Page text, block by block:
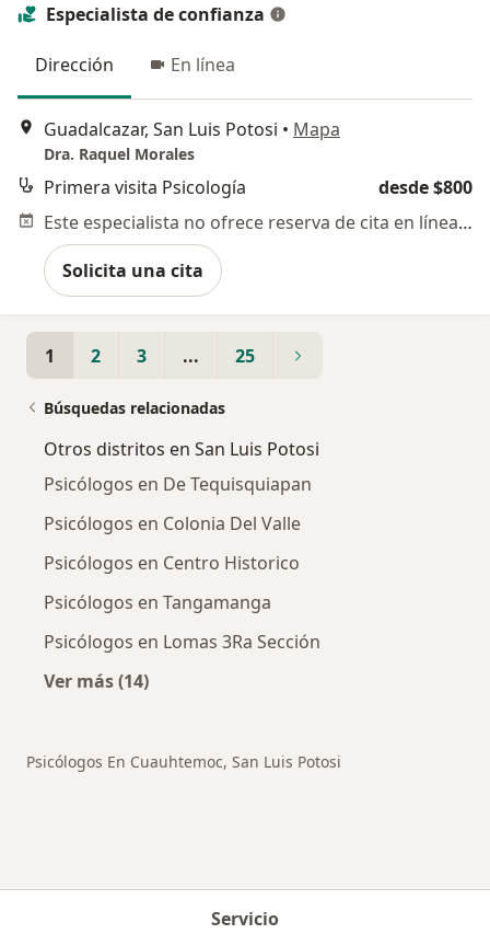
Especialista de confianza
Dirección En línea
Guadalcazar, San Luis Potosi • Mapa
Dra. Raquel Morales
Primera visita Psicología
desde $800
Este especialista no ofrece reserva de cita en línea en esta dirección.
Solicita una cita
1 2 3 ... 25
Búsquedas relacionadas
Otros distritos en San Luis Potosi
Psicólogos en De Tequisquiapan
Psicólogos en Colonia Del Valle
Psicólogos en Centro Historico
Psicólogos en Tangamanga
Psicólogos en Lomas 3Ra Sección
Ver más (14)
Psicólogos En Cuauhtemoc, San Luis Potosi
Servicio